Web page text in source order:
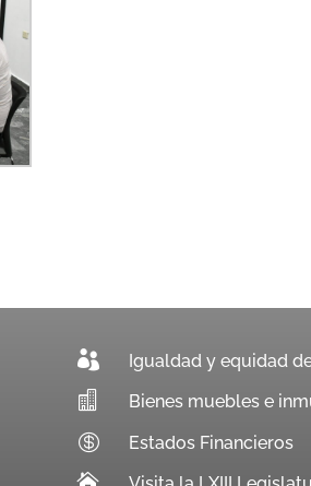
 Igualdad y equidad
 Bienes muebles e
 Estados Financieros
